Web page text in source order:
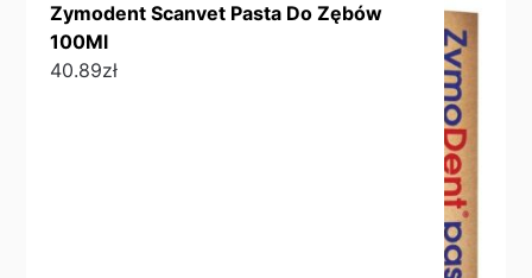
Zymodent Scanvet Pasta Do Zębów
100Ml
40.89zł